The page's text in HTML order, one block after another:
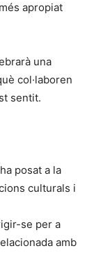
apropiat
una
col·laboren
sentit.
posat a la
culturals i
se per a
amb